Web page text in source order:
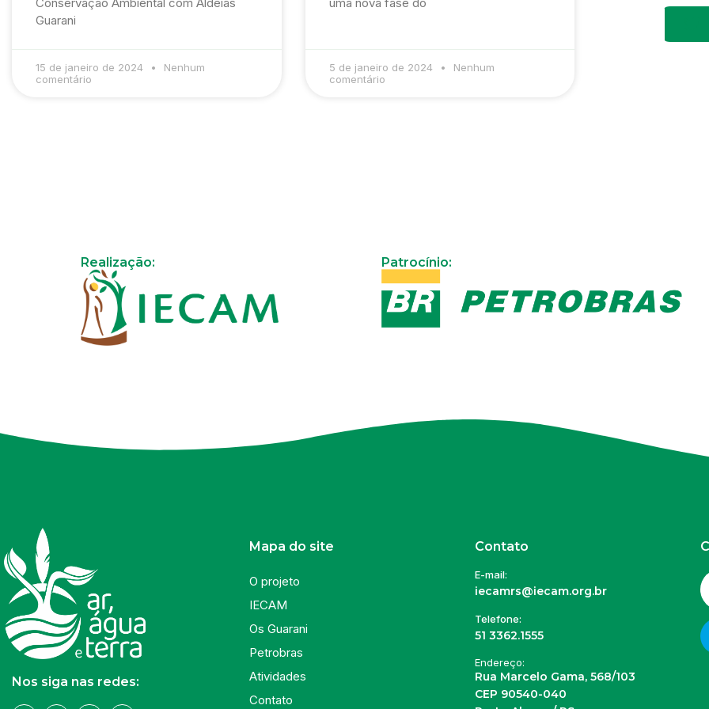
Guarani
15 de janeiro de 2024
Nenhum
comentário
5 de janeiro de 2024
Nenhum
comentário
Realização: Patrocínio:
Nos siga nas redes:
Mapa do site
O projeto
IECAM
Os Guarani
Petrobras
Atividades
Contato
Contato
E-mail:
iecamrs@iecam.org.br
Telefone:
51 3362.1555
Endereço:
Rua Marcelo Gama, 568/103
CEP 90540-040